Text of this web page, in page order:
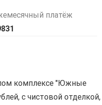
платёж
комплексе "Южные
с чистовой отделкой,